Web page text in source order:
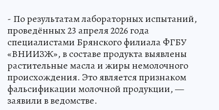
- По результатам лабораторных испытаний,
проведённых 23 апреля 2026 года
специалистами Брянского филиала ФГБУ
«ВНИИЗЖ», в составе продукта выявлены
растительные масла и жиры немолочного
происхождения. Это является признаком
фальсификации молочной продукции, —
заявили в ведомстве.